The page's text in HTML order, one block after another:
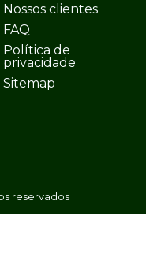
Nossos clientes
FAQ
Política de
privacidade
Sitemap
reservados